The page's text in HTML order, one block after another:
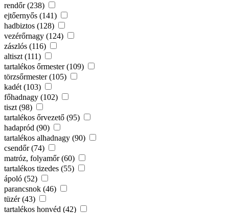
rendőr (238)
ejtőernyős (141)
hadbiztos (128)
vezérőrnagy (124)
zászlós (116)
altiszt (111)
tartalékos őrmester (109)
törzsőrmester (105)
kadét (103)
főhadnagy (102)
tiszt (98)
tartalékos őrvezető (95)
hadapród (90)
tartalékos alhadnagy (90)
csendőr (74)
matróz, folyamőr (60)
tartalékos tizedes (55)
ápoló (52)
parancsnok (46)
tüzér (43)
tartalékos honvéd (42)